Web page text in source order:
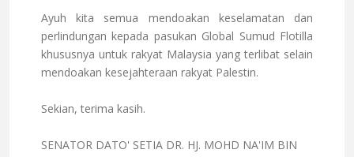
Ayuh kita semua mendoakan keselamatan dan
perlindungan kepada pasukan Global Sumud Flotilla
khususnya untuk rakyat Malaysia yang terlibat selain
mendoakan kesejahteraan rakyat Palestin.
Sekian, terima kasih.
SENATOR DATO' SETIA DR. HJ. MOHD NA'IM BIN